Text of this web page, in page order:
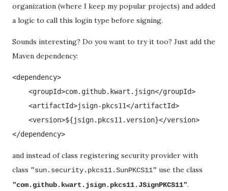
organization (where I keep my popular projects) and added
a logic to call this login type before signing.
Sounds interesting? Do you want to try it too? Just add the
Maven dependency:
<dependency>
    <groupId>com.github.kwart.jsign</groupId>
    <artifactId>jsign-pkcs11</artifactId>
    <version>${jsign.pkcs11.version}</version>
and instead of class registering security provider with
class "sun.security.pkcs11.SunPKCS11" use the class
"com.github.kwart.jsign.pkcs11.JSignPKCS11".